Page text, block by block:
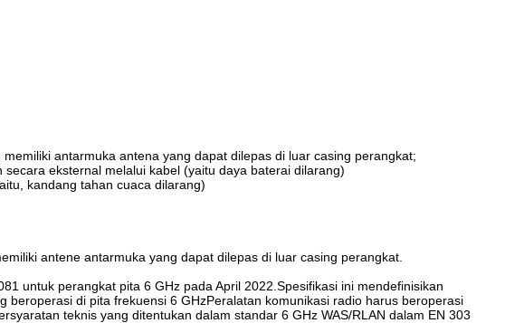
antarmuka antena yang dapat dilepas di luar casing perangkat;
eksternal melalui kabel (yaitu daya baterai dilarang)
kandang tahan cuaca dilarang)
antene antarmuka yang dapat dilepas di luar casing perangkat.
untuk perangkat pita 6 GHz pada April 2022.Spesifikasi ini mendefinisikan
di pita frekuensi 6 GHzPeralatan komunikasi radio harus beroperasi
teknis yang ditentukan dalam standar 6 GHz WAS/RLAN dalam EN 303